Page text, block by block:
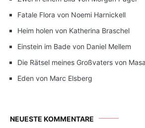
Fatale Flora von Noemi Harnickell
Heim holen von Katherina Braschel
Einstein im Bade von Daniel Mellem
Die Rätsel meines Großvaters von
Eden von Marc Elsberg
NEUESTE KOMMENTARE